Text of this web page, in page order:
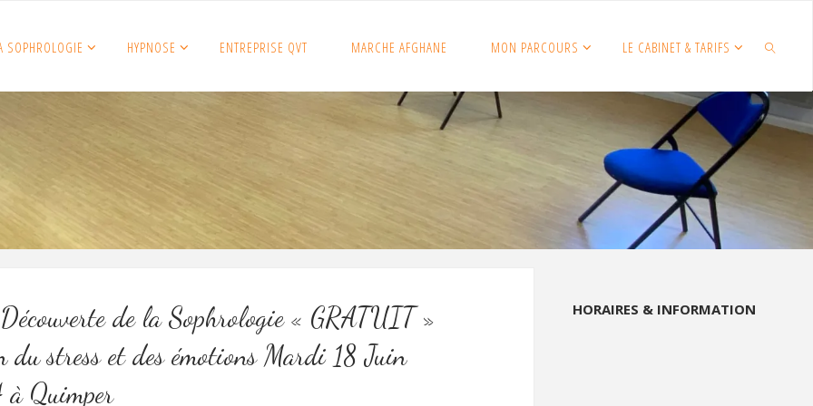
SOPHROLOGIE HYPNOSE ENTREPRISE QVT MARCHE AFGHANE MON PARCOURS LE CABINET & TARIFS
SEARCH
de la Sophrologie « GRATUIT »
du stress et des émotions Mardi 18 Juin
Quimper
HORAIRES & INFORMATION